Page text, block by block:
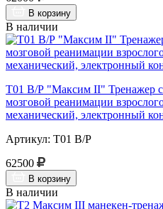
В корзину
В наличии
Т01 В/Р "Максим II" Тренажер
мозговой реанимации
механический, электронный
Артикул: Т01 В/Р
62500
В корзину
В наличии